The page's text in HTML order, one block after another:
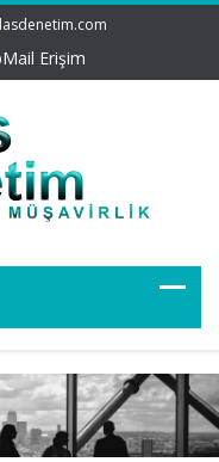
Erişim